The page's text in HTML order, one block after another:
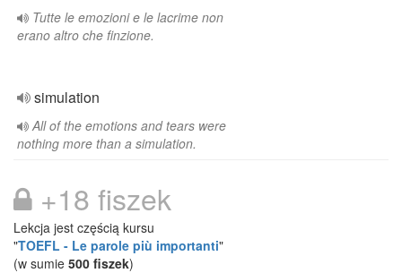
Tutte le emozioni e le lacrime non
erano altro che finzione.
simulation
All of the emotions and tears were
nothing more than a simulation.
+18 fiszek
Lekcja jest częścią kursu
"TOEFL - Le parole più importanti"
(w sumie 500 fiszek)